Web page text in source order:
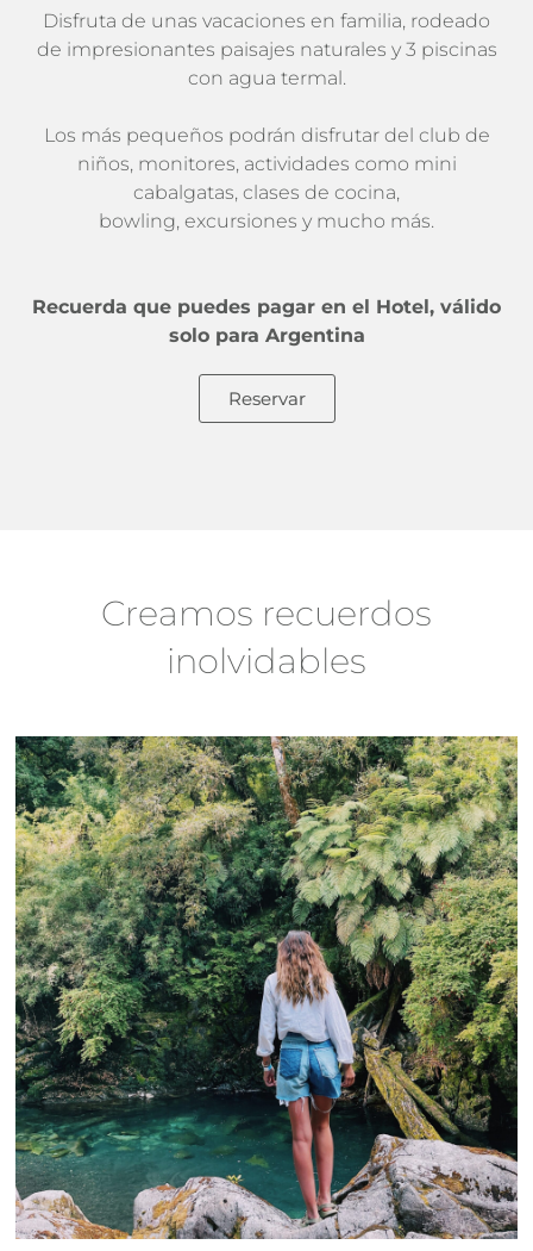
Disfruta de unas vacaciones en familia, rodeado
de impresionantes paisajes naturales y 3 piscinas
con agua termal.
Los más pequeños podrán disfrutar del club de
niños, monitores, actividades como mini
cabalgatas, clases de cocina,
bowling, excursiones y mucho más.
Recuerda que puedes pagar en el Hotel, válido
solo para Argentina
Reservar
Creamos recuerdos
inolvidables